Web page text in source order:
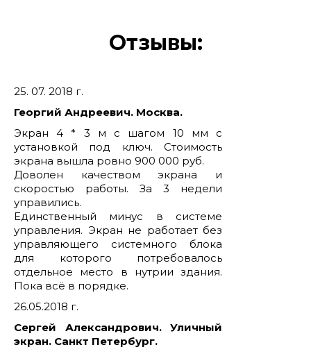
Отзывы:
25. 07. 2018 г.
Георгий Андреевич. Москва.
Экран 4 * 3 м с шагом 10 мм с
установкой под ключ. Стоимость
экрана вышла ровно 900 000 руб.
Доволен качеством экрана и
скоростью работы. За 3 недели
управились.
Единственный минус в системе
управления. Экран не работает без
управляющего системного блока
для которого потребовалось
отдельное место в нутрии здания.
Пока всё в порядке.
26.05.2018 г.
Сергей Александрович. Уличный
экран. Санкт Петербург.